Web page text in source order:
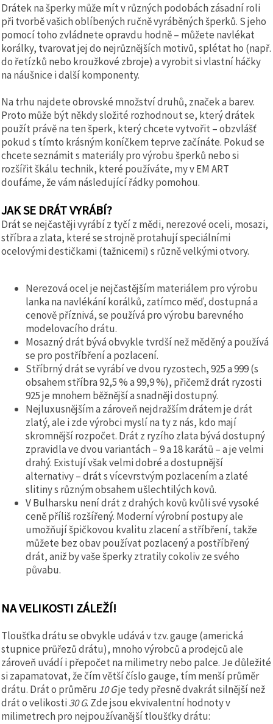
Drátek na šperky může mít v různých podobách zásadní roli
při tvorbě vašich oblíbených ručně vyráběných šperků. S jeho
pomocí toho zvládnete opravdu hodně – můžete navlékat
korálky, tvarovat jej do nejrůznějších motivů, splétat ho (např.
do řetízků nebo kroužkové zbroje) a vyrobit si vlastní háčky
na náušnice i další komponenty.
Na trhu najdete obrovské množství druhů, značek a barev.
Proto může být někdy složité rozhodnout se, který drátek
použít právě na ten šperk, který chcete vytvořit – obzvlášť
pokud s tímto krásným koníčkem teprve začínáte. Pokud se
chcete seznámit s materiály pro výrobu šperků nebo si
rozšířit škálu technik, které používáte, my v EM ART
doufáme, že vám následující řádky pomohou.
JAK SE DRÁT VYRÁBÍ?
Drát se nejčastěji vyrábí z tyčí z mědi, nerezové oceli, mosazi,
stříbra a zlata, které se strojně protahují speciálními
ocelovými destičkami (tažnicemi) s různě velkými otvory.
Nerezová ocel je nejčastějším materiálem pro výrobu
lanka na navlékání korálků, zatímco měď, dostupná a
cenově příznivá, se používá pro výrobu barevného
modelovacího drátu.
Mosazný drát bývá obvykle tvrdší než měděný a používá
se pro postříbření a pozlacení.
Stříbrný drát se vyrábí ve dvou ryzostech, 925 a 999 (s
obsahem stříbra 92,5 % a 99,9 %), přičemž drát ryzosti
925 je mnohem běžnější a snadněji dostupný.
Nejluxusnějším a zároveň nejdražším drátem je drát
zlatý, ale i zde výrobci myslí na ty z nás, kdo mají
skromnější rozpočet. Drát z ryzího zlata bývá dostupný
zpravidla ve dvou variantách – 9 a 18 karátů – a je velmi
drahý. Existují však velmi dobré a dostupnější
alternativy – drát s vícevrstvým pozlacením a zlaté
slitiny s různým obsahem ušlechtilých kovů.
V Bulharsku není drát z drahých kovů kvůli své vysoké
ceně příliš rozšířený. Moderní výrobní postupy ale
umožňují špičkovou kvalitu zlacení a stříbření, takže
můžete bez obav používat pozlacený a postříbřený
drát, aniž by vaše šperky ztratily cokoliv ze svého
půvabu.
NA VELIKOSTI ZÁLEŽÍ!
Tloušťka drátu se obvykle udává v tzv. gauge (americká
stupnice průřezů drátu), mnoho výrobců a prodejců ale
zároveň uvádí i přepočet na milimetry nebo palce. Je důležité
si zapamatovat, že čím větší číslo gauge, tím menší průměr
drátu. Drát o průměru 10 Gje tedy přesně dvakrát silnější než
drát o velikosti 30 G. Zde jsou ekvivalentní hodnoty v
milimetrech pro nejpoužívanější tloušťky drátu: